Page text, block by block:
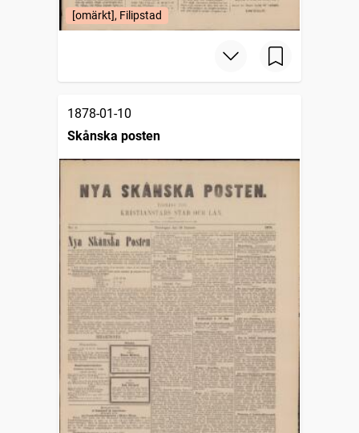
[omärkt], Filipstad
1878-01-10
Skånska posten